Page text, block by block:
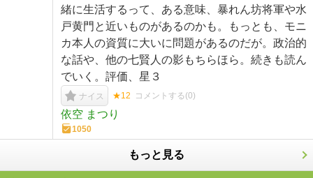
緒に生活するって、ある意味、暴れん坊将軍や水
戸黄門と近いものがあるのかも。もっとも、モニ
カ本人の資質に大いに問題があるのだが。政治的
な話や、他の七賢人の影もちらほら。続きも読ん
でいく。評価、星３
ナイス ★12 コメントする(0)
依空 まつり
1050
もっと見る